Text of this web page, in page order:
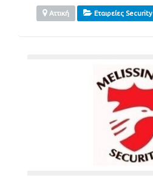
Αττική Εταιρείες Security